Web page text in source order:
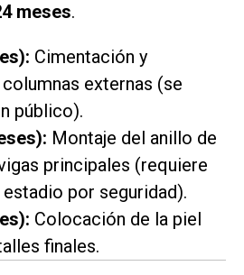
meses.
Cimentación y
externas (se
público).
Montaje del anillo de
principales (requiere
por seguridad).
Colocación de la piel
finales.